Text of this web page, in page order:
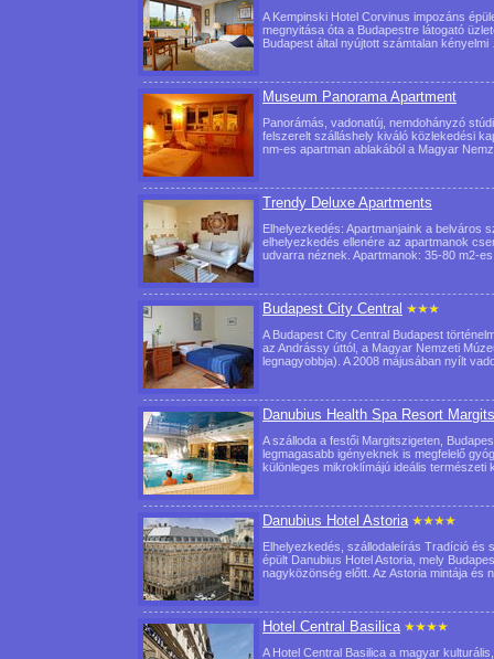
A Kempinski Hotel Corvinus impozáns
megnyitása óta a Budapestre látogató
Budapest által nyújtott számtalan
Museum Panorama Apartment
Panorámás, vadonatúj, nemdohányzó
felszerelt szálláshely kiváló közlekedési
nm-es apartman ablakából a Magyar
Trendy Deluxe Apartments
Elhelyezkedés: Apartmanjaink a belváros
elhelyezkedés ellenére az apartmanok
udvarra néznek. Apartmanok: 35-80 m2-
Budapest City Central
A Budapest City Central Budapest
az Andrássy úttól, a Magyar Nemzeti
legnagyobbja). A 2008 májusában nyílt
Danubius Health Spa Resort
A szálloda a festői Margitszigeten,
legmagasabb igényeknek is megfelelő
különleges mikroklímájú ideális
Danubius Hotel Astoria
Elhelyezkedés, szállodaleírás Tradíció és
épült Danubius Hotel Astoria, mely
nagyközönség előtt. Az Astoria mintája
Hotel Central Basilica
A Hotel Central Basilica a magyar